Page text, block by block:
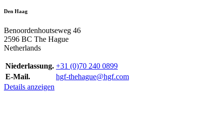
Den Haag
Benoordenhoutseweg 46
2596 BC The Hague
Netherlands
Niederlassung. +31 (0)70 240 0899
E-Mail.
hgf-thehague@hgf.com
Details anzeigen